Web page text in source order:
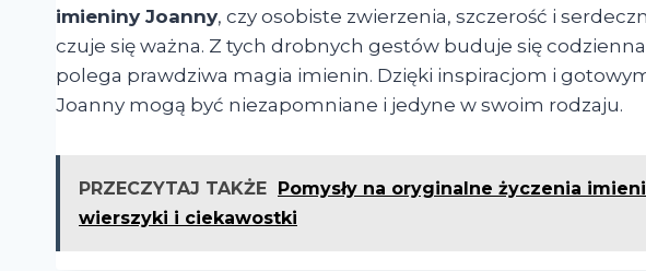
imieniny Joanny, czy osobiste zwierzenia, szczerość i
czuje się ważna. Z tych drobnych gestów buduje się
polega prawdziwa magia imienin. Dzięki inspiracjom i
Joanny mogą być niezapomniane i jedyne w swoim rodzaju.
PRZECZYTAJ TAKŻE
Pomysły na oryginalne życzenia
wierszyki i ciekawostki